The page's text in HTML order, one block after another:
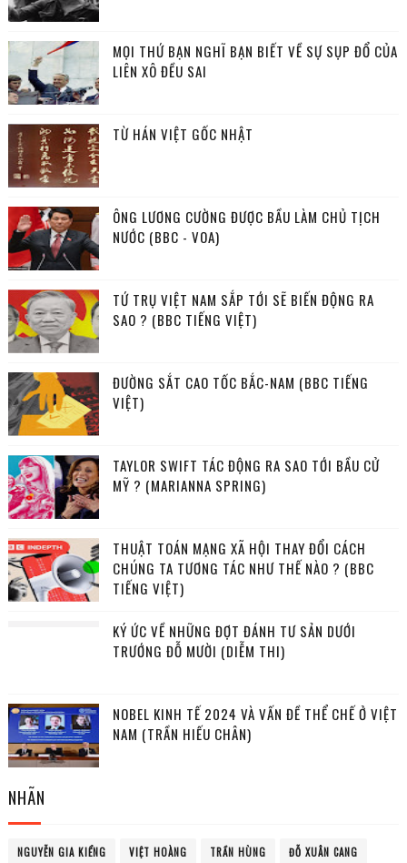
MỌI THỨ BẠN NGHĨ BẠN BIẾT VỀ SỰ SỤP ĐỔ CỦA
LIÊN XÔ ĐỀU SAI
TỪ HÁN VIỆT GỐC NHẬT
ÔNG LƯƠNG CƯỜNG ĐƯỢC BẦU LÀM CHỦ TỊCH
NƯỚC (BBC - VOA)
TỨ TRỤ VIỆT NAM SẮP TỚI SẼ BIẾN ĐỘNG RA
SAO ? (BBC TIẾNG VIỆT)
ĐƯỜNG SẮT CAO TỐC BẮC-NAM (BBC TIẾNG
VIỆT)
TAYLOR SWIFT TÁC ĐỘNG RA SAO TỚI BẦU CỬ
MỸ ? (MARIANNA SPRING)
THUẬT TOÁN MẠNG XÃ HỘI THAY ĐỔI CÁCH
CHÚNG TA TƯƠNG TÁC NHƯ THẾ NÀO ? (BBC
TIẾNG VIỆT)
KÝ ỨC VỀ NHỮNG ĐỢT ĐÁNH TƯ SẢN DƯỚI
TRƯỚNG ĐỖ MƯỜI (DIỄM THI)
NOBEL KINH TẾ 2024 VÀ VẤN ĐỀ THỂ CHẾ Ở VIỆT
NAM (TRẦN HIẾU CHÂN)
NHÃN
NGUYỄN GIA KIỂNG VIỆT HOÀNG TRẦN HÙNG ĐỖ XUÂN CANG